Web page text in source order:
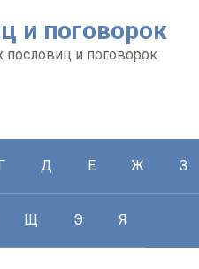
и поговорок
пословиц и поговорок
Д Е Ж З
Щ Э Я